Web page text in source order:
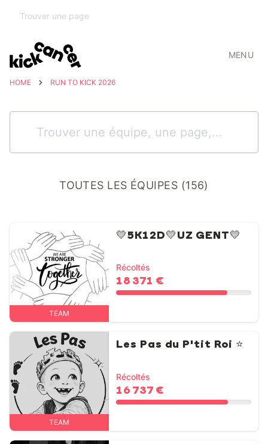
MENU
HOME RUN TO KICK 2026
TOUTES LES ÉQUIPES (156)
TEAM
💛5K12D💛UZ GENT💛
Récoltés
18 371 €
TEAM
Les Pas du P'tit Roi ⭐️
Récoltés
16 737 €